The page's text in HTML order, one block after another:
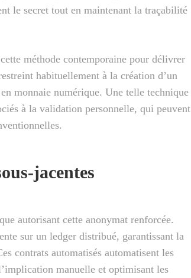
le secret tout en maintenant la traçabilité
méthode contemporaine pour délivrer
habituellement à la création d’un
monnaie numérique. Une telle technique
à la validation personnelle, qui peuvent
jacentes
autorisant cette anonymat renforcée.
sur un ledger distribué, garantissant la
contrats automatisés automatisent les
manuelle et optimisant les